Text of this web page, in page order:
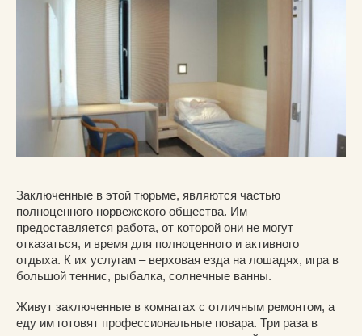
Заключенные в этой тюрьме, являются частью
полноценного норвежского общества. Им
предоставляется работа, от которой они не могут
отказаться, и время для полноценного и активного
отдыха. К их услугам – верховая езда на лошадях, игра в
большой теннис, рыбалка, солнечные ванны.
Живут заключенные в комнатах с отличным ремонтом, а
еду им готовят профессиональные повара. Три раза в